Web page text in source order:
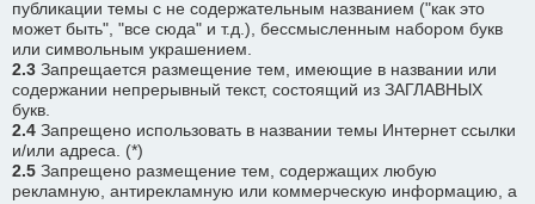
публикации темы с не содержательным названием ("как это
может быть", "все сюда" и т.д.), бессмысленным набором букв
или символьным украшением.
2.3 Запрещается размещение тем, имеющие в названии или
содержании непрерывный текст, состоящий из ЗАГЛАВНЫХ
букв.
2.4 Запрещено использовать в названии темы Интернет ссылки
и/или адреса. (*)
2.5 Запрещено размещение тем, содержащих любую
рекламную, антирекламную или коммерческую информацию, а